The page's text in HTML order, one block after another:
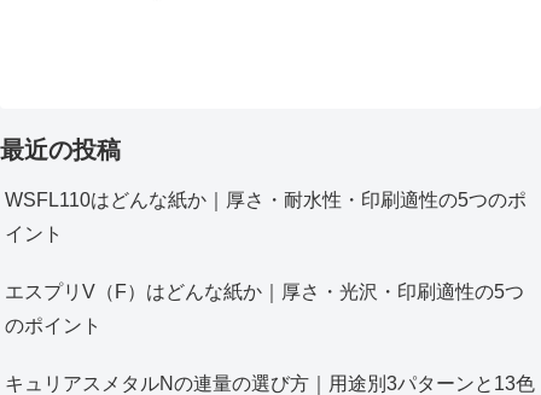
最近の投稿
WSFL110はどんな紙か｜厚さ・耐水性・印刷適性の5つのポ
イント
エスプリV（F）はどんな紙か｜厚さ・光沢・印刷適性の5つ
のポイント
キュリアスメタルNの連量の選び方｜用途別3パターンと13色